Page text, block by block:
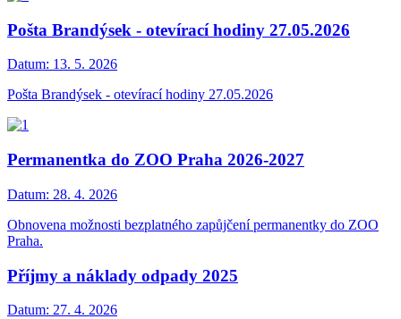
Pošta Brandýsek - otevírací hodiny 27.05.2026
Datum: 13. 5. 2026
Pošta Brandýsek - otevírací hodiny 27.05.2026
Permanentka do ZOO Praha 2026-2027
Datum: 28. 4. 2026
Obnovena možnosti bezplatného zapůjčení permanentky do ZOO
Praha.
Příjmy a náklady odpady 2025
Datum: 27. 4. 2026